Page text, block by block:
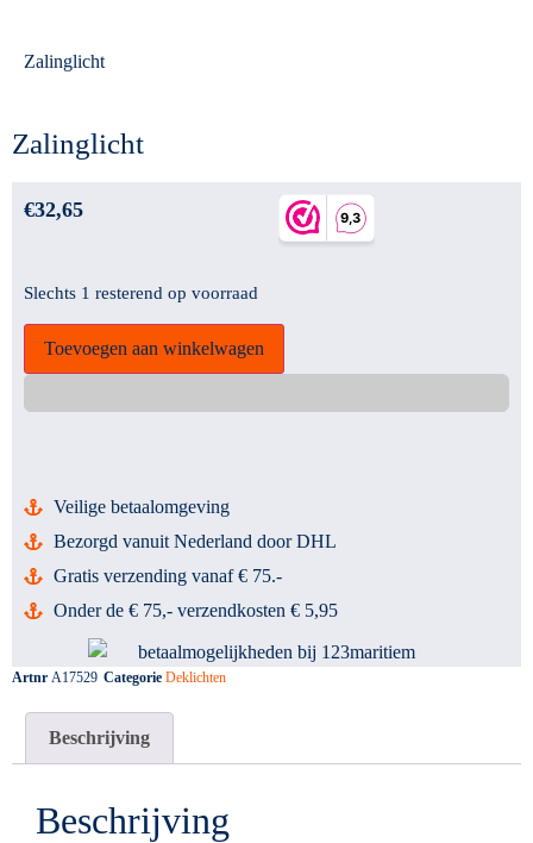
Zalinglicht
Zalinglicht
€32,65
Slechts 1 resterend op voorraad
Toevoegen aan winkelwagen
Veilige betaalomgeving
Bezorgd vanuit Nederland door DHL
Gratis verzending vanaf € 75.-
Onder de € 75,- verzendkosten € 5,95
Artnr A17529 Categorie Deklichten
Beschrijving
Beschrijving